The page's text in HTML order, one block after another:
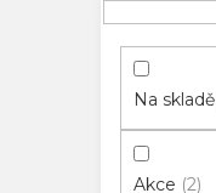
Na skladě
Akce 2
i